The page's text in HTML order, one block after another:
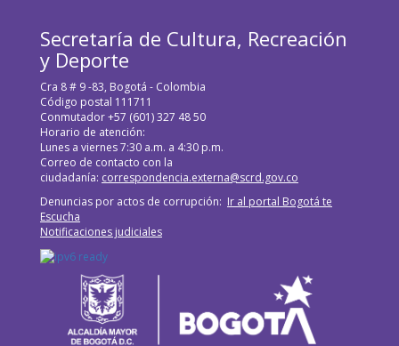
Secretaría de Cultura, Recreación
y Deporte
Cra 8 # 9 -83, Bogotá - Colombia
Código postal 111711
Conmutador +57 (601) 327 48 50
Horario de atención:
Lunes a viernes 7:30 a.m. a 4:30 p.m.
Correo de contacto con la
ciudadanía: correspondencia.externa@scrd.gov.co
Denuncias por actos de corrupción: Ir al portal Bogotá te
Escucha
Notificaciones judiciales